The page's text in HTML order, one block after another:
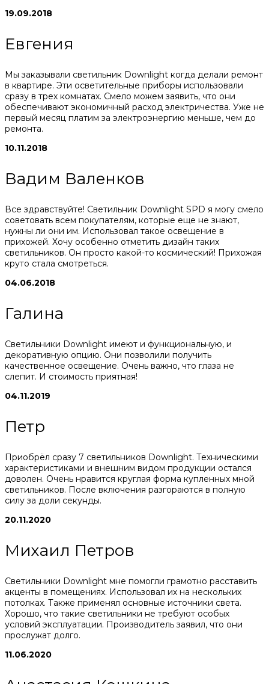
19.09.2018
Евгения
Мы заказывали светильник Downlight когда делали ремонт
в квартире. Эти осветительные приборы использовали
сразу в трех комнатах. Смело можем заявить, что они
обеспечивают экономичный расход электричества. Уже не
первый месяц платим за электроэнергию меньше, чем до
ремонта.
10.11.2018
Вадим Валенков
Все здравствуйте! Светильник Downlight SPD я могу смело
советовать всем покупателям, которые еще не знают,
нужны ли они им. Использовал такое освещение в
прихожей. Хочу особенно отметить дизайн таких
светильников. Он просто какой-то космический! Прихожая
круто стала смотреться.
04.06.2018
Галина
Светильники Downlight имеют и функциональную, и
декоративную опцию. Они позволили получить
качественное освещение. Очень важно, что глаза не
слепит. И стоимость приятная!
04.11.2019
Петр
Приобрёл сразу 7 светильников Downlight. Техническими
характеристиками и внешним видом продукции остался
доволен. Очень нравится круглая форма купленных мной
светильников. После включения разгораются в полную
силу за доли секунды.
20.11.2020
Михаил Петров
Светильники Downlight мне помогли грамотно расставить
акценты в помещениях. Использовал их на нескольких
потолках. Также применял основные источники света.
Хорошо, что такие светильники не требуют особых
условий эксплуатации. Производитель заявил, что они
прослужат долго.
11.06.2020